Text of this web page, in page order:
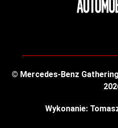
© Mercedes-Benz
Wykonanie: